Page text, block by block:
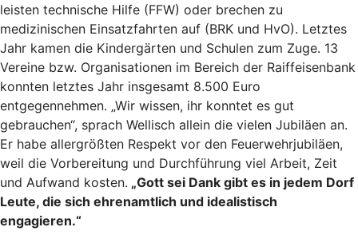
leisten technische Hilfe (FFW) oder brechen zu
medizinischen Einsatzfahrten auf (BRK und HvO). Letztes
Jahr kamen die Kindergärten und Schulen zum Zuge. 13
Vereine bzw. Organisationen im Bereich der Raiffeisenbank
konnten letztes Jahr insgesamt 8.500 Euro
entgegennehmen. „Wir wissen, ihr konntet es gut
gebrauchen“, sprach Wellisch allein die vielen Jubiläen an.
Er habe allergrößten Respekt vor den Feuerwehrjubiläen,
weil die Vorbereitung und Durchführung viel Arbeit, Zeit
und Aufwand kosten. „Gott sei Dank gibt es in jedem Dorf
Leute, die sich ehrenamtlich und idealistisch
engagieren.“